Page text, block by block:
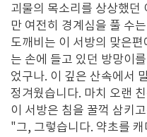
괴물의 목소리를 상상했던
만 여전히 경계심을 풀 수
도깨비는 이 서방의 맞은
는 손에 들고 있던 방망이
었구나. 이 깊은 산속에서
정겨웠습니다. 마치 오랜
이 서방은 침을 꿀꺽 삼키
"그, 그렇습니다. 약초를